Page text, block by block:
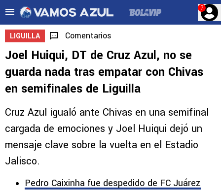
?
LIGUILLA Comentarios
Joel Huiqui, DT de Cruz Azul, no se
guarda nada tras empatar con Chivas
en semifinales de Liguilla
Cruz Azul igualó ante Chivas en una semifinal
cargada de emociones y Joel Huiqui dejó un
mensaje clave sobre la vuelta en el Estadio
Jalisco.
Pedro Caixinha fue despedido de FC Juárez